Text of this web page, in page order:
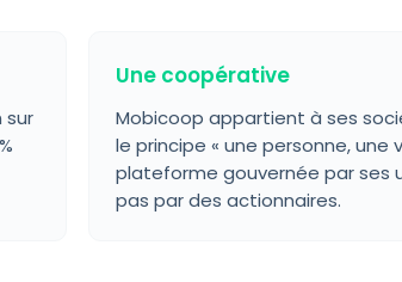
sur
Une coopérative
Mobicoop appartient à ses
le principe « une personne, une
plateforme gouvernée par ses
pas par des actionnaires.